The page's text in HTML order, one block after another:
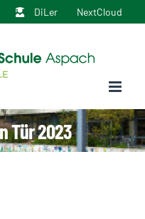
DiLer NextCloud
Tür 2023